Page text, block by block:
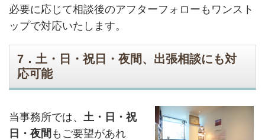
必要に応じて相談後のアフターフォローもワンスト
ップで対応いたします。
7．土・日・祝日・夜間、出張相談にも対
応可能
当事務所では、
土・日・祝
日・夜間 もご要望があれ